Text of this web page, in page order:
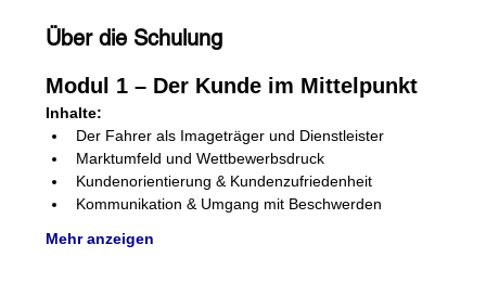
Über die Schulung
Modul 1 – Der Kunde im Mittelpunkt
Inhalte:
Der Fahrer als Imageträger und Dienstleister
Marktumfeld und Wettbewerbsdruck
Kundenorientierung & Kundenzufriedenheit
Kommunikation & Umgang mit Beschwerden
Mehr anzeigen